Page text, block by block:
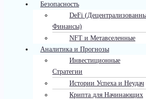
Безопасность
DeFi
Финансы)
NFT и Метавселенные
Аналитика и Прогнозы
Инвестиционные
Стратегии
Истории Успеха и Неудач
Крипта для Начинающих